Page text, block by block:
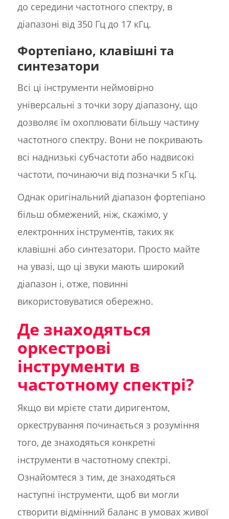
до середини частотного спектру, в
діапазоні від 350 Гц до 17 кГц.
Фортепіано, клавішні та
синтезатори
Всі ці інструменти неймовірно
універсальні з точки зору діапазону, що
дозволяє їм охоплювати більшу частину
частотного спектру. Вони не покривають
всі наднизькі субчастоти або надвисокі
частоти, починаючи від позначки 5 кГц.
Однак оригінальний діапазон фортепіано
більш обмежений, ніж, скажімо, у
електронних інструментів, таких як
клавішні або синтезатори. Просто майте
на увазі, що ці звуки мають широкий
діапазон і, отже, повинні
використовуватися обережно.
Де знаходяться
оркестрові
інструменти в
частотному спектрі?
Якщо ви мрієте стати диригентом,
оркестрування починається з розуміння
того, де знаходяться конкретні
інструменти в частотному спектрі.
Ознайомтеся з тим, де знаходяться
наступні інструменти, щоб ви могли
створити відмінний баланс в умовах живої